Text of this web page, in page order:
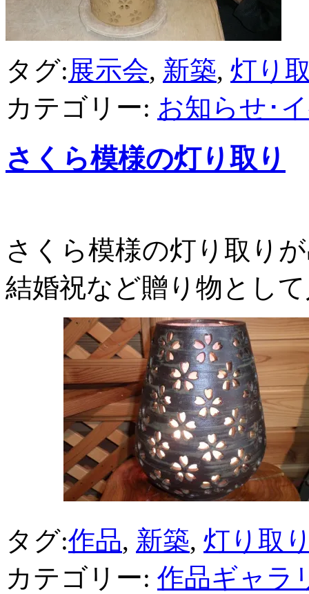
タグ:展示会, 新築, 灯り
カテゴリー: お知らせ･
さくら模様の灯り取り
さくら模様の灯り取り
結婚祝など贈り物とし
タグ:作品, 新築, 灯り取
カテゴリー: 作品ギャラ